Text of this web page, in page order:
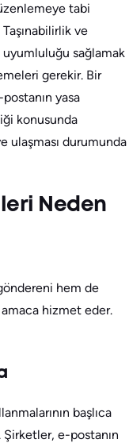
tabi
ve
uyumluluğu sağlamak
gerekir. Bir
yasa
konusunda
ulaşması durumunda
Neden
hem de
amaca hizmet eder.
başlıca
e-postanın